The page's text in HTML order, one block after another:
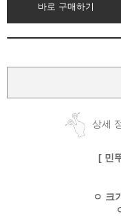
바로 구매하기
상세
[ 민
ㅇ 크